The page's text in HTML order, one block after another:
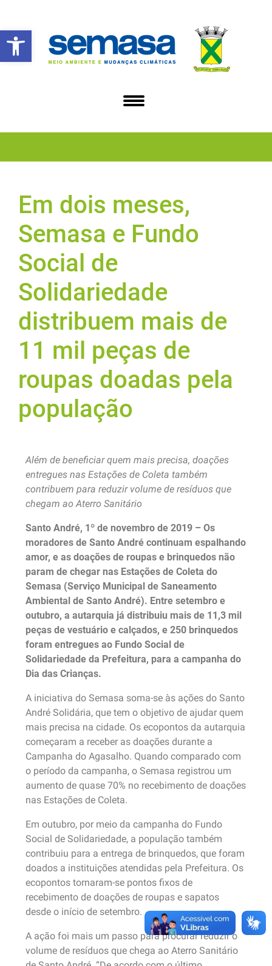
Abrir a barra de ferramentas
Em dois meses,
Semasa e Fundo
Social de
Solidariedade
distribuem mais de
11 mil peças de
roupas doadas pela
população
Além de beneficiar quem mais precisa, doações
entregues nas Estações de Coleta também
contribuem para reduzir volume de resíduos que
chegam ao Aterro Sanitário
Santo André, 1º de novembro de 2019 – Os
moradores de Santo André continuam espalhando
amor, e as doações de roupas e brinquedos não
param de chegar nas Estações de Coleta do
Semasa (Serviço Municipal de Saneamento
Ambiental de Santo André). Entre setembro e
outubro, a autarquia já distribuiu mais de 11,3 mil
peças de vestuário e calçados, e 250 brinquedos
foram entregues ao Fundo Social de
Solidariedade da Prefeitura, para a campanha do
Dia das Crianças.
A iniciativa do Semasa soma-se às ações do Santo
André Solidária, que tem o objetivo de ajudar quem
mais precisa na cidade. Os ecopontos da autarquia
começaram a receber as doações durante a
Campanha do Agasalho. Quando comparado com
o período da campanha, o Semasa registrou um
aumento de quase 70% no recebimento de doações
nas Estações de Coleta.
Em outubro, por meio da campanha do Fundo
Social de Solidariedade, a população também
contribuiu para a entrega de brinquedos, que foram
doados a instituições atendidas pela Prefeitura. Os
ecopontos tornaram-se pontos fixos de
recebimento de doações de roupas e sapatos
desde o início de setembro.
A ação foi mais um passo para procurar reduzir o
volume de resíduos que chega ao Aterro Sanitário